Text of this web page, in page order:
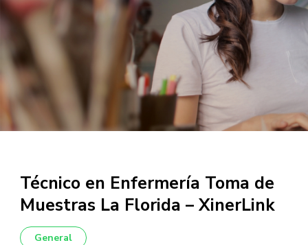
Técnico en Enfermería Toma de
Muestras La Florida – XinerLink
General